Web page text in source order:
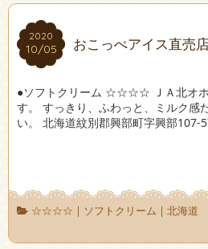
2020
10/05
2020
10/05 おこっぺアイス直売
●ソフトクリーム ☆☆☆☆ ＪＡ北オホ
す。 すっきり、ふわっと、ミルク感
い。 北海道紋別郡興部町字興部107-
☆☆☆☆ | ソフトクリーム | 北海道